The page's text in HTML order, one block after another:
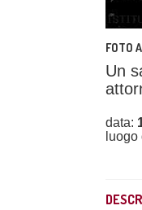
FOTO
Un
data: